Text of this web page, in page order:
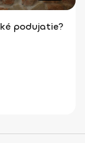
podujatie?